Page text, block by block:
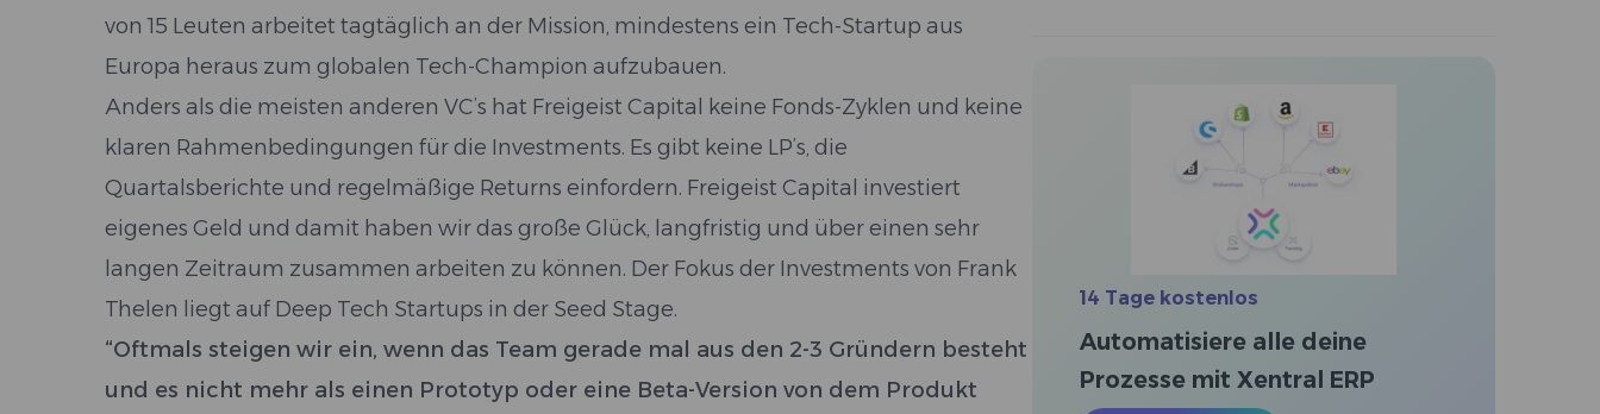
14 Tage kostenlos
Automatisiere alle deine
Prozesse mit Xentral ERP
von 15 Leuten arbeitet tagtäglich an der Mission, mindestens ein Tech-Startup aus
Europa heraus zum globalen Tech-Champion aufzubauen.
Anders als die meisten anderen VC’s hat Freigeist Capital keine Fonds-Zyklen und keine
klaren Rahmenbedingungen für die Investments. Es gibt keine LP’s, die
Quartalsberichte und regelmäßige Returns einfordern. Freigeist Capital investiert
eigenes Geld und damit haben wir das große Glück, langfristig und über einen sehr
langen Zeitraum zusammen arbeiten zu können. Der Fokus der Investments von Frank
Thelen liegt auf Deep Tech Startups in der Seed Stage.
“Oftmals steigen wir ein, wenn das Team gerade mal aus den 2-3 Gründern besteht
und es nicht mehr als einen Prototyp oder eine Beta-Version von dem Produkt